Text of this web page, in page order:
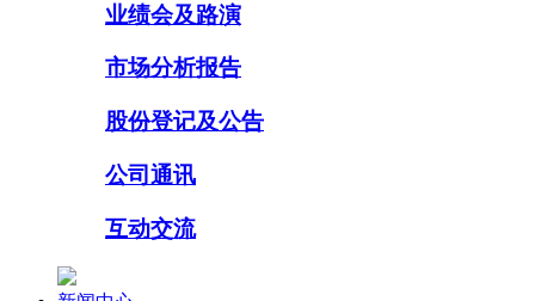
业绩会及路演
市场分析报告
股份登记及公告
公司通讯
互动交流